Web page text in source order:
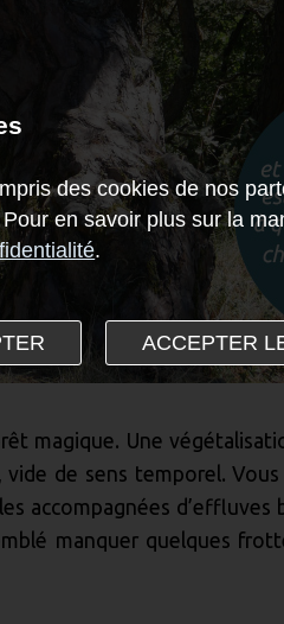
des cookies de nos
en savoir plus sur la
.
ACCEPTER
magique. Une
de sens temporel.
accompagnées d’effluves
manquer quelques